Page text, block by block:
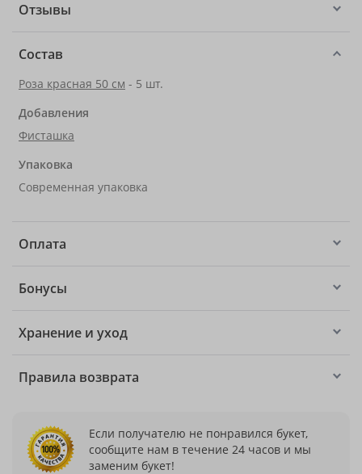
Отзывы
Состав
Роза красная 50 см - 5 шт.
Добавления
Фисташка
Упаковка
Современная упаковка
Оплата
Бонусы
Хранение и уход
Правила возврата
Если получателю не понравился букет,
сообщите нам в течение 24 часов и мы
заменим букет!